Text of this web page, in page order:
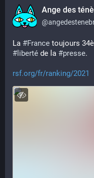
Ange des
@
La #France
# liberté de la #presse.
rsf.org/fr/ranking/2021